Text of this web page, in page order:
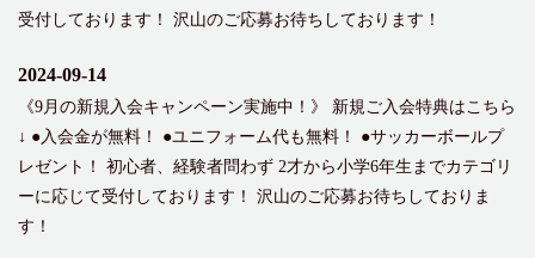
受付しております！ 沢山のご応募お待ちしております！
2024-09-14
《9月の新規入会キャンペーン実施中！》 新規ご入会特典はこちら
↓ ●入会金が無料！ ●ユニフォーム代も無料！ ●サッカーボールプ
レゼント！ 初心者、経験者問わず 2才から小学6年生までカテゴリ
ーに応じて受付しております！ 沢山のご応募お待ちしておりま
す！